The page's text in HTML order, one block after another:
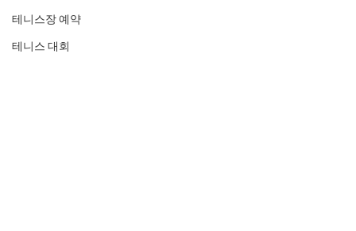
테니스장 예약
테니스 대회